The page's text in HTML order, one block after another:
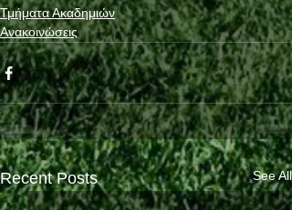
Τμήματα Ακαδημιών
Ανακοινώσεις
Recent Posts See All